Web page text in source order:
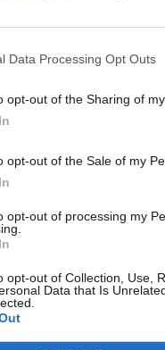
Data Processing Opt Outs
opt-out of the Sharing of
opt-out of the Sale of my
opt-out of processing my
opt-out of Collection, Use,
Data that Is
della comunità.
ha voluto lanciare
al centro il
del territorio.